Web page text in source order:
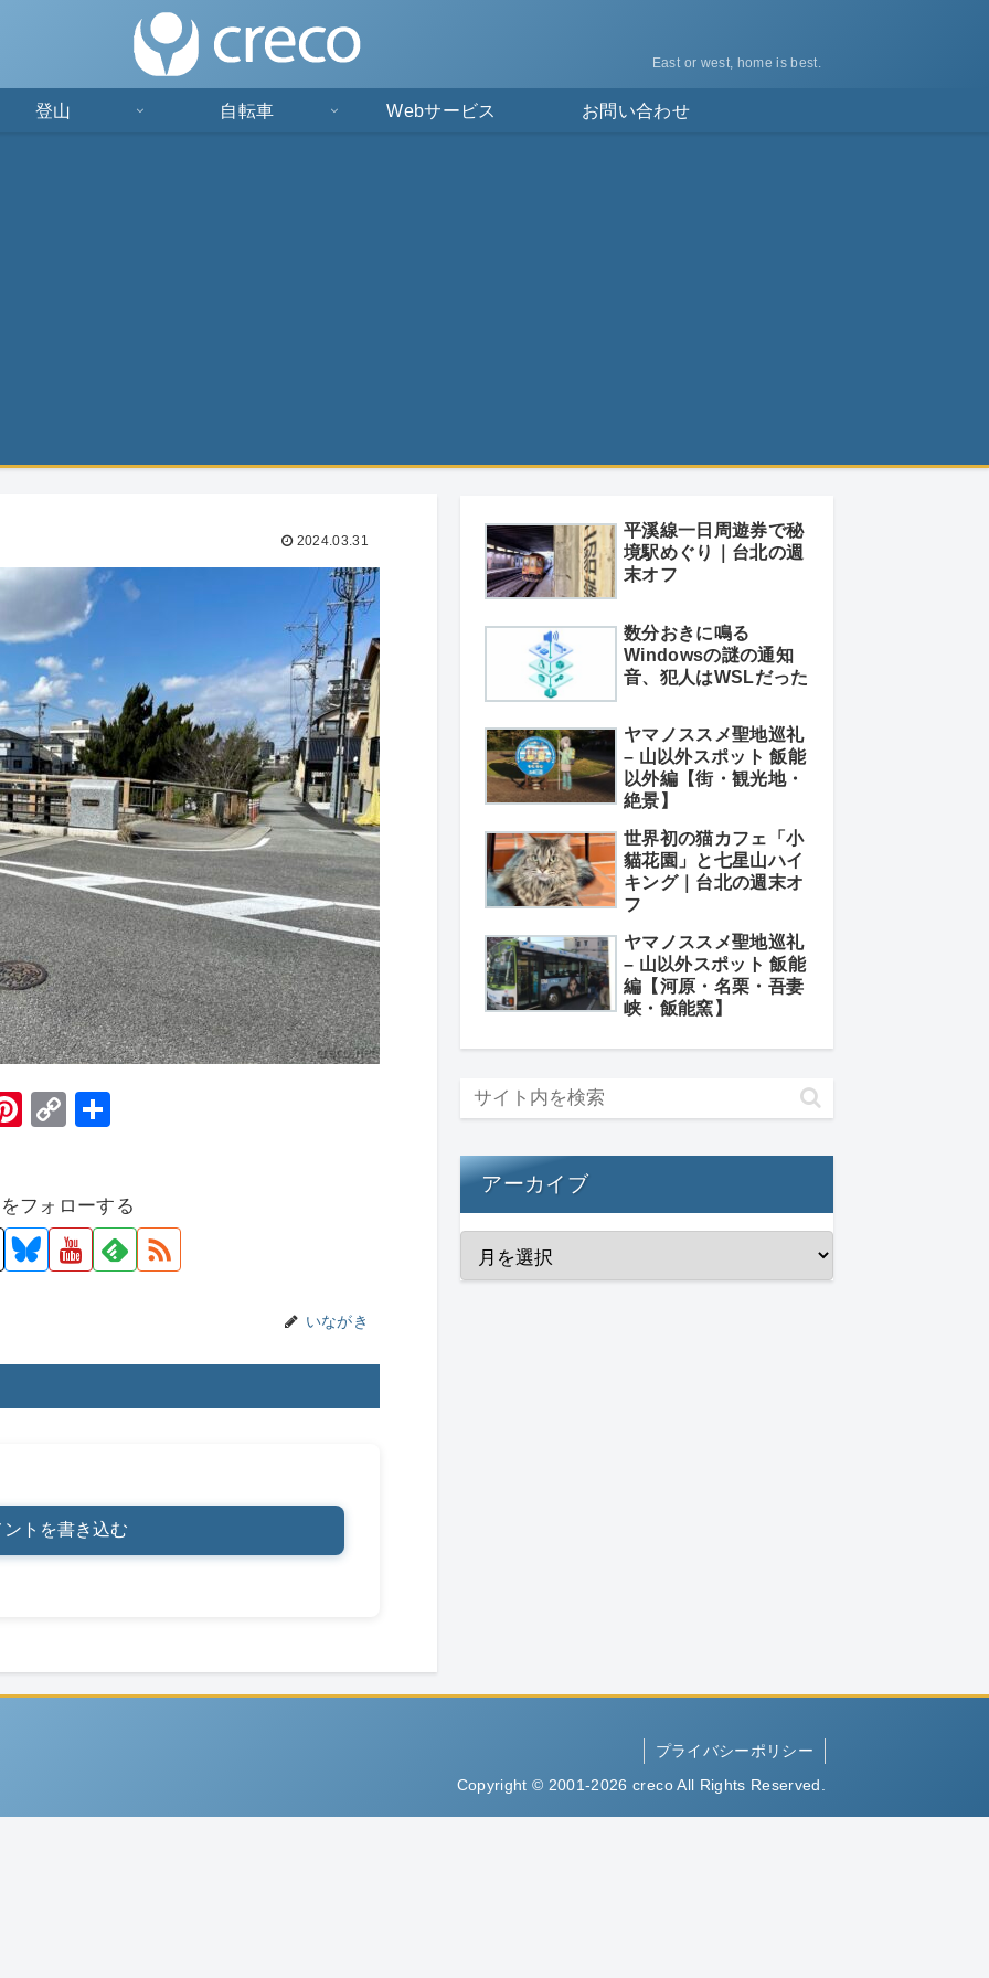
East or west, home is best.
登山 自転車 Webサービス お問い合わせ
2024.03.31
Pi
e
st
C
y
Li
フォローする
いながき
ントを書き込む
平溪線一日周遊券で秘
境駅めぐり｜台北の週
末オフ
数分おきに鳴る
Windowsの謎の通知
音、犯人はWSLだった
ヤマノススメ聖地巡礼
– 山以外スポット 飯能
以外編【街・観光地・
絶景】
世界初の猫カフェ「小
貓花園」と七星山ハイ
キング｜台北の週末オ
フ
ヤマノススメ聖地巡礼
– 山以外スポット 飯能
編【河原・名栗・吾妻
峡・飯能窯】
アーカイブ
プライバシーポリシー
Copyright © 2001-2026 creco All Rights Reserved.